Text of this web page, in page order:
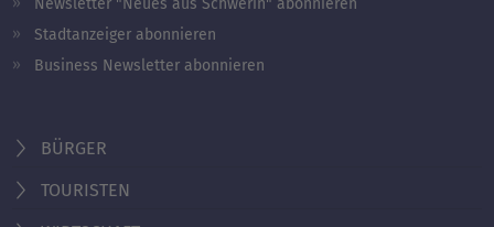
Newsletter "Neues aus Schwerin" abonnieren
Stadtanzeiger abonnieren
Business Newsletter abonnieren
BÜRGER
TOURISTEN